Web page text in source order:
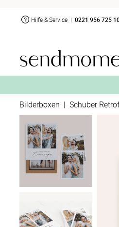
Hilfe & Service | 0221 956 725
Bilderboxen | Schuber